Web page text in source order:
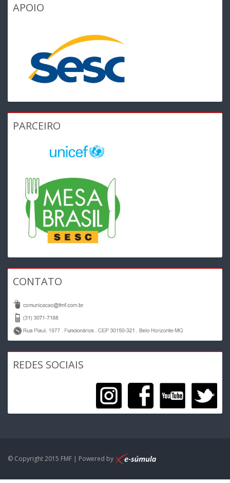
APOIO
PARCEIRO
CONTATO
REDES SOCIAIS
© Copyright 2015 FMF | Powered by